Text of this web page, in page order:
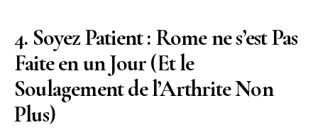
4. Soyez Patient : Rome ne s’est Pas
Faite en un Jour (Et le
Soulagement de l’Arthrite Non
Plus)